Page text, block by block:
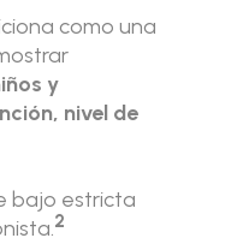
como una
y
nivel de
bajo estricta
2